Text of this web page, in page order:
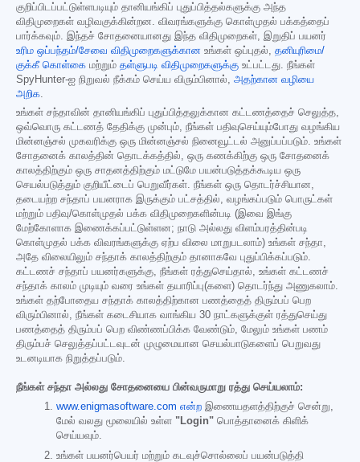
குறிப்பிடப்பட்டுள்ளபடியும் தானியங்கிப் புதுப்பித்தல்களுக்கு அந்த
விதிமுறைகள் வழிவகுக்கின்றன. விவரங்களுக்கு கொள்முதல் பக்கத்தைப்
பார்க்கவும். இந்தச் சோதனையானது இந்த விதிமுறைகள், இறுதிப் பயனர்
உரிம ஒப்பந்தம்/சேவை விதிமுறைகளுக்கான உங்கள் ஒப்புதல், தனியுரிமை/
குக்கீ கொள்கை மற்றும் தள்ளுபடி விதிமுறைகளுக்கு உட்பட்டது. நீங்கள்
SpyHunter-ஐ நிறுவல் நீக்கம் செய்ய விரும்பினால், அதற்கான வழியை
அறிக.
உங்கள் சந்தாவின் தானியங்கிப் புதுப்பித்தலுக்கான கட்டணத்தைச் செலுத்த,
ஒவ்வொரு கட்டணத் தேதிக்கு முன்பும், நீங்கள் பதிவுசெய்யும்போது வழங்கிய
மின்னஞ்சல் முகவரிக்கு ஒரு மின்னஞ்சல் நினைவூட்டல் அனுப்பப்படும். உங்கள்
சோதனைக் காலத்தின் தொடக்கத்தில், ஒரு கணக்கிற்கு ஒரு சோதனைக்
காலத்திற்கும் ஒரு சாதனத்திற்கும் மட்டுமே பயன்படுத்தக்கூடிய ஒரு
செயல்படுத்தும் குறியீட்டைப் பெறுவீர்கள். நீங்கள் ஒரு தொடர்ச்சியான,
தடையற்ற சந்தாப் பயனராக இருக்கும் பட்சத்தில், வழங்கப்படும் பொருட்கள்
மற்றும் பதிவு/கொள்முதல் பக்க விதிமுறைகளின்படி (இவை இங்கு
மேற்கோளாக இணைக்கப்பட்டுள்ளன; நாடு அல்லது விளம்பரத்தின்படி
கொள்முதல் பக்க விவரங்களுக்கு ஏற்ப விலை மாறுபடலாம்) உங்கள் சந்தா,
அதே விலையிலும் சந்தாக் காலத்திற்கும் தானாகவே புதுப்பிக்கப்படும்.
கட்டணச் சந்தாப் பயனர்களுக்கு, நீங்கள் ரத்துசெய்தால், உங்கள் கட்டணச்
சந்தாக் காலம் முடியும் வரை உங்கள் தயாரிப்பு(களை) தொடர்ந்து அணுகலாம்.
உங்கள் தற்போதைய சந்தாக் காலத்திற்கான பணத்தைத் திரும்பப் பெற
விரும்பினால், நீங்கள் கடைசியாக வாங்கிய 30 நாட்களுக்குள் ரத்துசெய்து
பணத்தைத் திரும்பப் பெற விண்ணப்பிக்க வேண்டும், மேலும் உங்கள் பணம்
திரும்பச் செலுத்தப்பட்டவுடன் முழுமையான செயல்பாடுகளைப் பெறுவது
உடனடியாக நிறுத்தப்படும்.
நீங்கள் சந்தா அல்லது சோதனையை பின்வருமாறு ரத்து செய்யலாம்:
www.enigmasoftware.com என்ற இணையதளத்திற்குச் சென்று,
மேல் வலது மூலையில் உள்ள "Login" பொத்தானைக் கிளிக்
செய்யவும்.
உங்கள் பயனர்பெயர் மற்றும் கடவுச்சொல்லைப் பயன்படுத்தி